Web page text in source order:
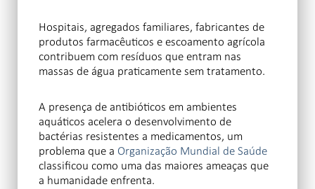
Hospitais, agregados familiares, fabricantes de
produtos farmacêuticos e escoamento agrícola
contribuem com resíduos que entram nas
massas de água praticamente sem tratamento.
A presença de antibióticos em ambientes
aquáticos acelera o desenvolvimento de
bactérias resistentes a medicamentos, um
problema que a Organização Mundial de Saúde
classificou como uma das maiores ameaças que
a humanidade enfrenta.